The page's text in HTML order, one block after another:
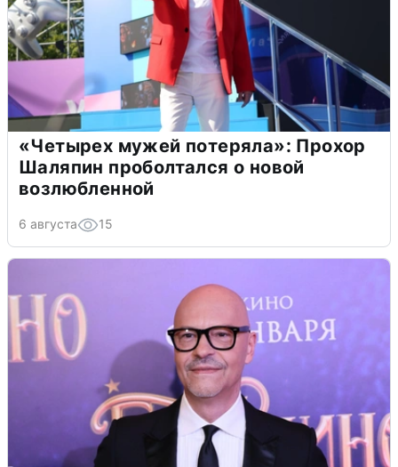
«Четырех мужей потеряла»: Прохор
Шаляпин проболтался о новой
возлюбленной
6 августа 15